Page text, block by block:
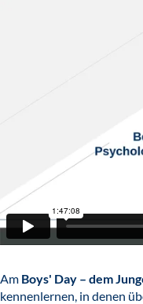
Am Boys' Day – dem
kennenlernen, in denen